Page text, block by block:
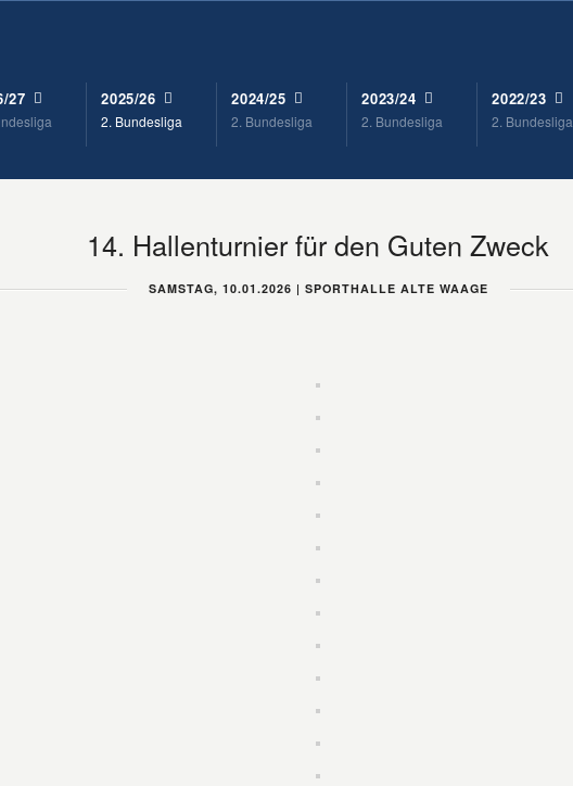
27 2025/26
2. Bundesliga
2024/25
2. Bundesliga
2023/24
2. Bundesliga
2022/23
2. Bundesliga
14. Hallenturnier für den Guten Zweck
SAMSTAG, 10.01.2026 | SPORTHALLE ALTE WAAGE